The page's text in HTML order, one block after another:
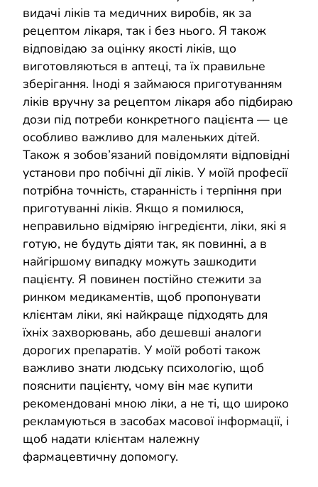
видачі ліків та медичних виробів, як за
рецептом лікаря, так і без нього. Я також
відповідаю за оцінку якості ліків, що
виготовляються в аптеці, та їх правильне
зберігання. Іноді я займаюся приготуванням
ліків вручну за рецептом лікаря або підбираю
дози під потреби конкретного пацієнта — це
особливо важливо для маленьких дітей.
Також я зобов’язаний повідомляти відповідні
установи про побічні дії ліків. У моїй професії
потрібна точність, старанність і терпіння при
приготуванні ліків. Якщо я помилюся,
неправильно відміряю інгредієнти, ліки, які я
готую, не будуть діяти так, як повинні, а в
найгіршому випадку можуть зашкодити
пацієнту. Я повинен постійно стежити за
ринком медикаментів, щоб пропонувати
клієнтам ліки, які найкраще підходять для
їхніх захворювань, або дешевші аналоги
дорогих препаратів. У моїй роботі також
важливо знати людську психологію, щоб
пояснити пацієнту, чому він має купити
рекомендовані мною ліки, а не ті, що широко
рекламуються в засобах масової інформації, і
щоб надати клієнтам належну
фармацевтичну допомогу.